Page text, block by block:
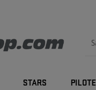
STARS PILOTE